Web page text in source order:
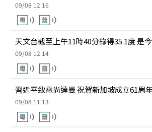
09/08 12:16
天文台截至上午11時40分錄得35.1度 是
09/08 12:14
習近平致電尚達曼 祝賀新加坡成立61周
09/08 11:13